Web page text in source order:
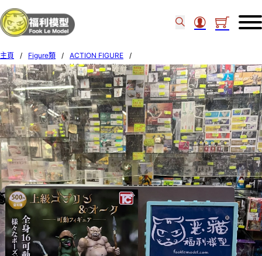
主頁 / Figure類 / ACTION FIGURE
/
Toys Cabin 扭蛋 哥布林與半獸人可動figure Set of 4 (7)